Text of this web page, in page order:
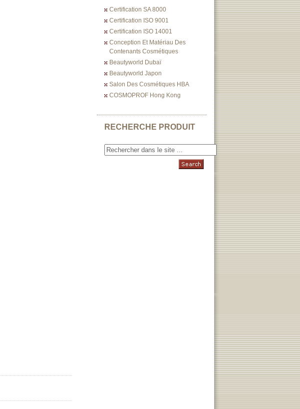
Certification SA 8000
Certification ISO 9001
Certification ISO 14001
Conception Et Matériau Des
Contenants Cosmétiques
Beautyworld Dubaï
Beautyworld Japon
Salon Des Cosmétiques HBA
COSMOPROF Hong Kong
RECHERCHE PRODUIT